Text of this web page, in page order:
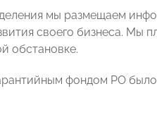
мы размещаем
своего бизнеса. Мы
обстановке.
фондом РО